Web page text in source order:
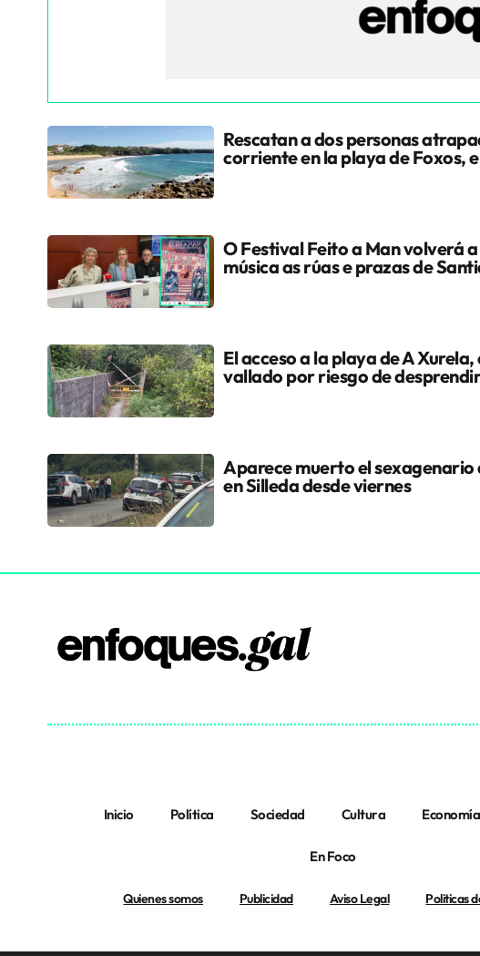
Rescatan a dos personas
corriente en la playa de Foxos,
O Festival Feito a Man volverá
música as rúas e prazas de
El acceso a la playa de A
vallado por riesgo de
Aparece muerto el sexagenario
en Silleda desde viernes
Inicio Política Sociedad Cultura Economía
En Foco
Quienes somos Publicidad Aviso Legal Politicas